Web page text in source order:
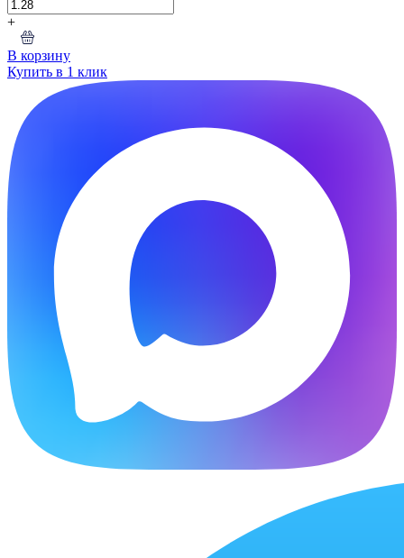
+
В корзину
Купить в 1 клик